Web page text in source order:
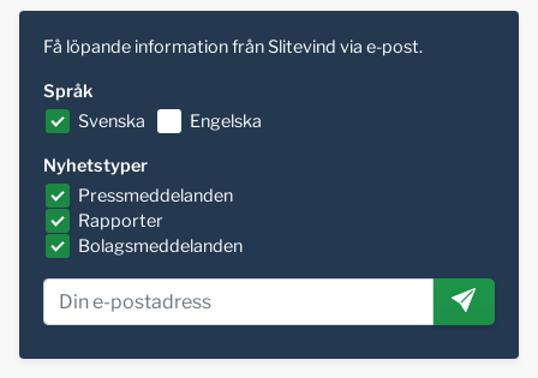
Få löpande information från Slitevind via e-post.
Språk
Svenska
Engelska
Nyhetstyper
Pressmeddelanden
Rapporter
Bolagsmeddelanden